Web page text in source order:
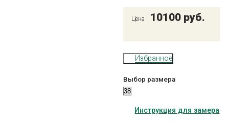
Цена 10100 руб.
Избранное
Выбор размера
Инструкция для замера